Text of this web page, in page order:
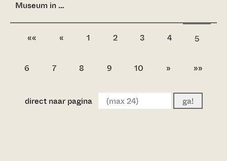
Museum in …
«« « 1 2 3 4 5
6 7 8 9 10 » »»
direct naar pagina ga!